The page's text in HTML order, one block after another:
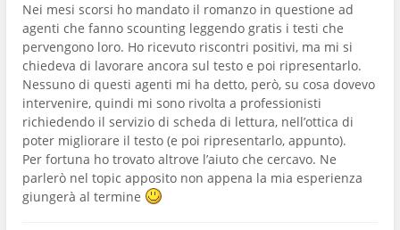
Nei mesi scorsi ho mandato il romanzo in questione ad
agenti che fanno scounting leggendo gratis i testi che
pervengono loro. Ho ricevuto riscontri positivi, ma mi si
chiedeva di lavorare ancora sul testo e poi ripresentarlo.
Nessuno di questi agenti mi ha detto, però, su cosa dovevo
intervenire, quindi mi sono rivolta a professionisti
richiedendo il servizio di scheda di lettura, nell’ottica di
poter migliorare il testo (e poi ripresentarlo, appunto).
Per fortuna ho trovato altrove l’aiuto che cercavo. Ne
parlerò nel topic apposito non appena la mia esperienza
giungerà al termine